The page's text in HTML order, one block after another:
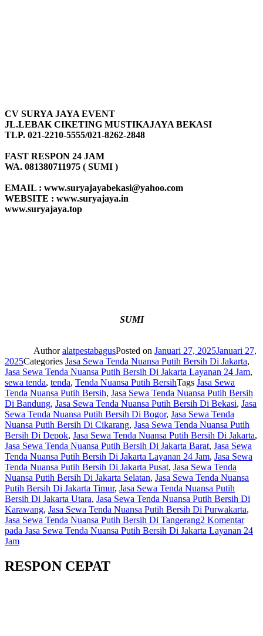
CV SURYA JAYA EVENT
JL.LEBAK CIKETING MUSTIKAJAYA BEKASI
TLP. 021-2210-5555/021-8262-2848
FAST RESPON 24 JAM
WA. 081380711975 ( SUMI )
EMAIL : www.suryajayabekasi@yahoo.com
WEBSITE : www.suryajaya.in
www.suryajaya.top
SUMI
AuthoralatpestabagusPosted on Januari 27, 2025Januari 27,
2025Categories Jasa Sewa Tenda Nuansa Putih Bersih Di Jakarta,
Jasa Sewa Tenda Nuansa Putih Bersih Di Jakarta Layanan 24 Jam,
sewa tenda, tenda, Tenda Nuansa Putih BersihTags Jasa Sewa
Tenda Nuansa Putih Bersih, Jasa Sewa Tenda Nuansa Putih Bersih
Di Bandung, Jasa Sewa Tenda Nuansa Putih Bersih Di Bekasi, Jasa
Sewa Tenda Nuansa Putih Bersih Di Bogor, Jasa Sewa Tenda
Nuansa Putih Bersih Di Cikarang, Jasa Sewa Tenda Nuansa Putih
Bersih Di Depok, Jasa Sewa Tenda Nuansa Putih Bersih Di Jakarta,
Jasa Sewa Tenda Nuansa Putih Bersih Di Jakarta Barat, Jasa Sewa
Tenda Nuansa Putih Bersih Di Jakarta Layanan 24 Jam, Jasa Sewa
Tenda Nuansa Putih Bersih Di Jakarta Pusat, Jasa Sewa Tenda
Nuansa Putih Bersih Di Jakarta Selatan, Jasa Sewa Tenda Nuansa
Putih Bersih Di Jakarta Timur, Jasa Sewa Tenda Nuansa Putih
Bersih Di Jakarta Utara, Jasa Sewa Tenda Nuansa Putih Bersih Di
Karawang, Jasa Sewa Tenda Nuansa Putih Bersih Di Purwakarta,
Jasa Sewa Tenda Nuansa Putih Bersih Di Tangerang2 Komentar
pada Jasa Sewa Tenda Nuansa Putih Bersih Di Jakarta Layanan 24
Jam
RESPON CEPAT